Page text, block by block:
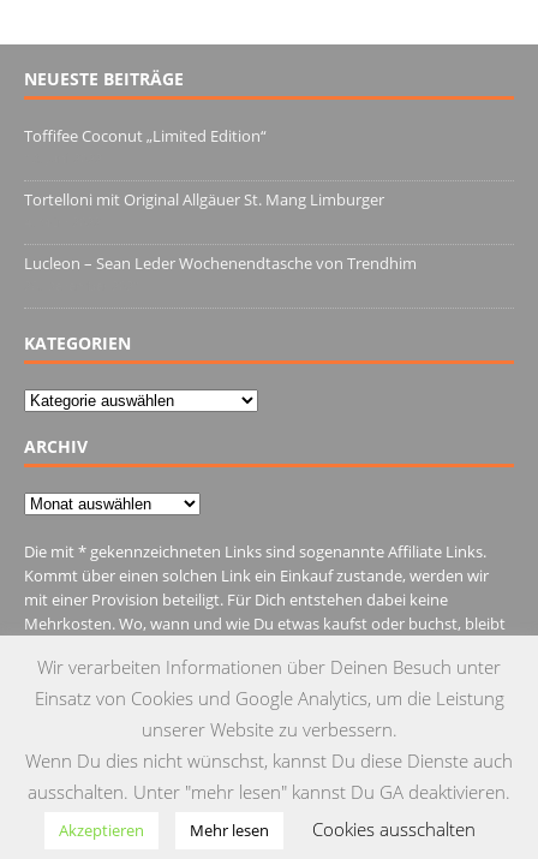
NEUESTE BEITRÄGE
Toffifee Coconut „Limited Edition“
Tortelloni mit Original Allgäuer St. Mang Limburger
Lucleon – Sean Leder Wochenendtasche von Trendhim
KATEGORIEN
Kategorien
ARCHIV
Archiv
Die mit * gekennzeichneten Links sind sogenannte Affiliate Links.
Kommt über einen solchen Link ein Einkauf zustande, werden wir
mit einer Provision beteiligt. Für Dich entstehen dabei keine
Mehrkosten. Wo, wann und wie Du etwas kaufst oder buchst, bleibt
© Copyright 2015 by Testgulasch
Wir verarbeiten Informationen über Deinen Besuch unter
Einsatz von Cookies und Google Analytics, um die Leistung
unserer Website zu verbessern.
Wenn Du dies nicht wünschst, kannst Du diese Dienste auch
ausschalten. Unter "mehr lesen" kannst Du GA deaktivieren.
Akzeptieren Mehr lesen Cookies ausschalten